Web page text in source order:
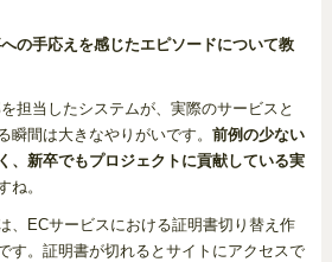
の手応えを感じたエピソードについて教
担当したシステムが、実際のサービスと
瞬間は大きなやりがいです。 前例の少ない
、新卒でもプロジェクトに貢献している実
ね。
、ECサービスにおける証明書切り替え作
す。証明書が切れるとサイトにアクセスで